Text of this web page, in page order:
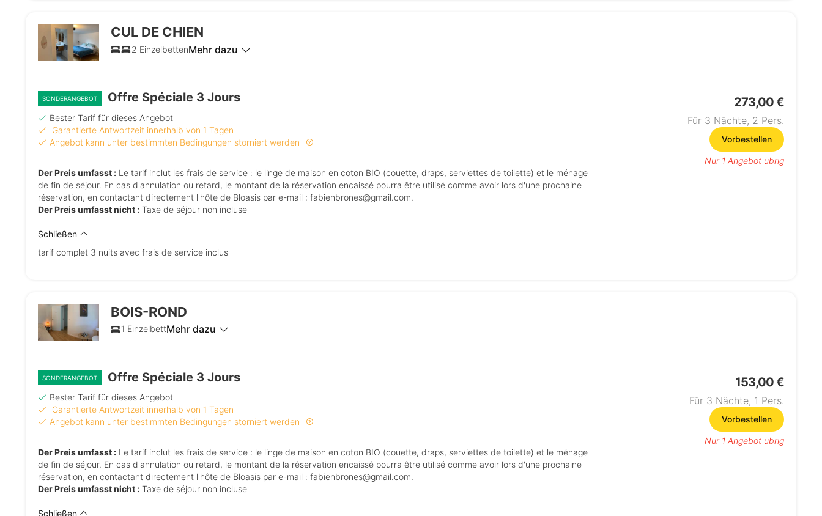
CUL DE CHIEN
2 EinzelbettenMehr dazu
SONDERANGEBOT Offre Spéciale 3 Jours
Bester Tarif für dieses Angebot
Garantierte Antwortzeit innerhalb von 1 Tagen
Angebot kann unter bestimmten Bedingungen storniert werden
Der Preis umfasst :
de fin de séjour. En cas d'annulation ou retard, le montant de la réservation encaissé pourra être utilisé comme avoir lors d'une prochaine
réservation, en contactant directement l'hôte de Bloasis par e-mail : fabienbrones@gmail.com.
Der Preis umfasst nicht : Taxe de séjour non incluse
273,00 €
Für 3 Nächte, 2 Pers.
Vorbestellen
Nur 1 Angebot übrig
Schließen
tarif complet 3 nuits avec frais de service inclus
BOIS-ROND
1 EinzelbettMehr dazu
SONDERANGEBOT Offre Spéciale 3 Jours
Bester Tarif für dieses Angebot
Garantierte Antwortzeit innerhalb von 1 Tagen
Angebot kann unter bestimmten Bedingungen storniert werden
Der Preis umfasst :
de fin de séjour. En cas d'annulation ou retard, le montant de la réservation encaissé pourra être utilisé comme avoir lors d'une prochaine
réservation, en contactant directement l'hôte de Bloasis par e-mail : fabienbrones@gmail.com.
Der Preis umfasst nicht : Taxe de séjour non incluse
153,00 €
Für 3 Nächte, 1 Pers.
Vorbestellen
Nur 1 Angebot übrig
Schließen